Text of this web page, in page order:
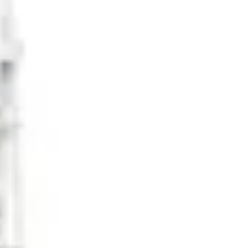
Conseils et Astuces